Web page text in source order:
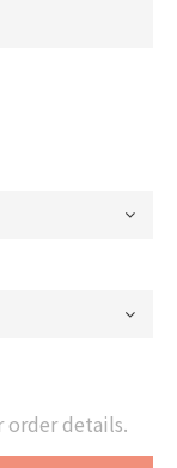
order details.